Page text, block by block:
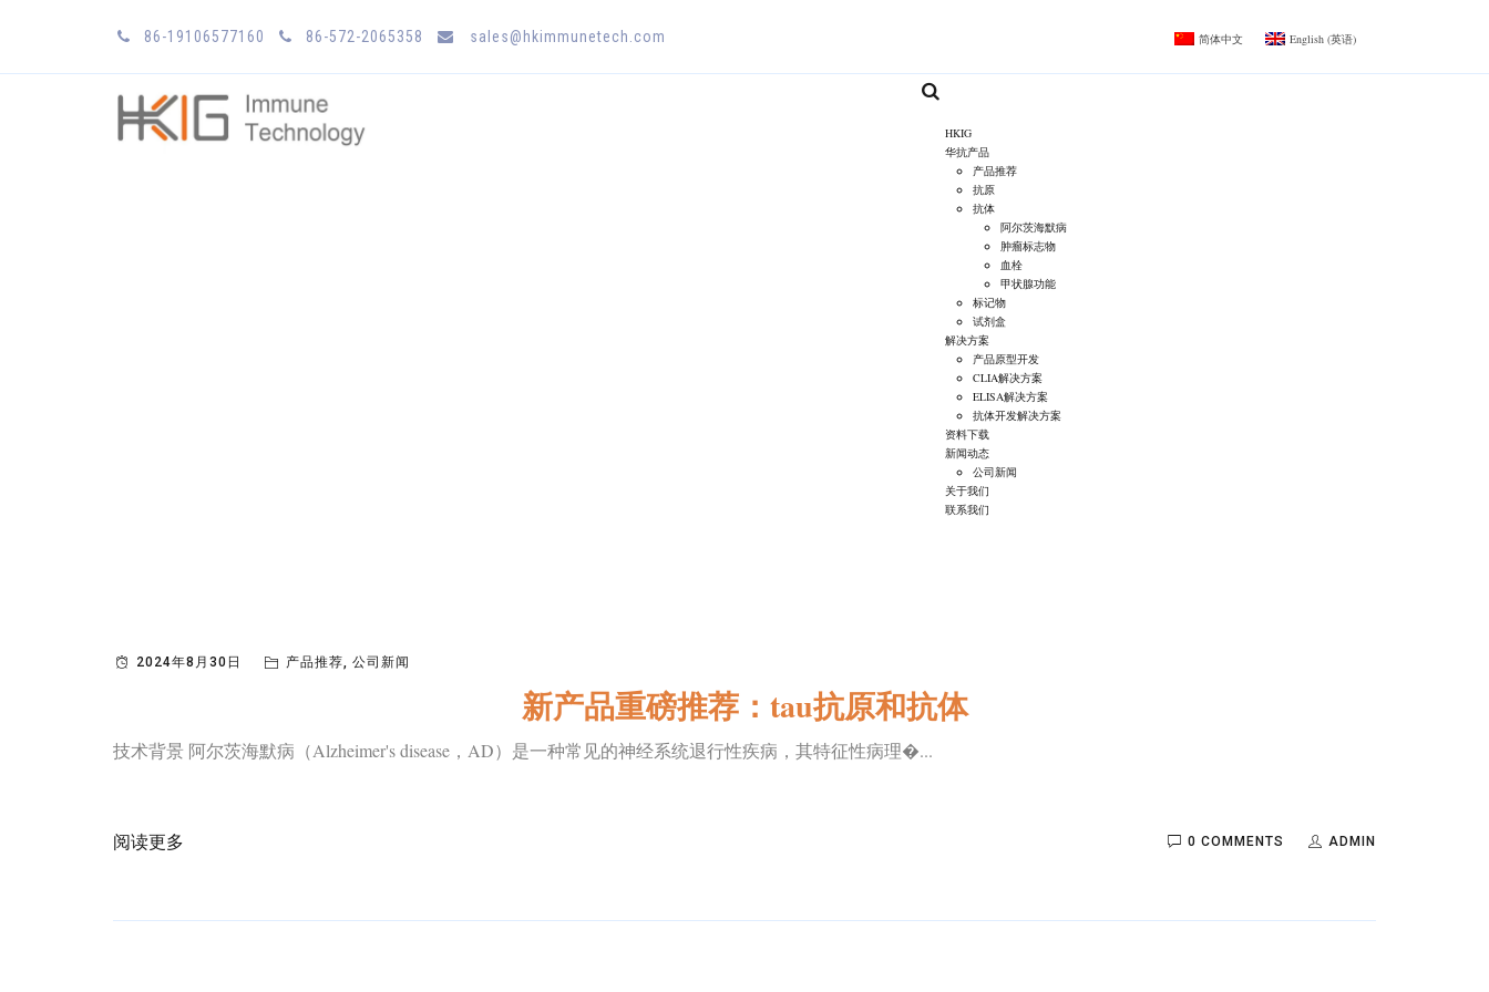
86-19106577160 86-572-2065358 sales@hkimmunetech.com 简体中文 English (英语)
HKIG
华抗产品
产品推荐
抗原
抗体
阿尔茨海默病
肿瘤标志物
血栓
甲状腺功能
标记物
试剂盒
解决方案
产品原型开发
CLIA解决方案
ELISA解决方案
抗体开发解决方案
资料下载
新闻动态
公司新闻
关于我们
联系我们
2024年8月30日 产品推荐, 公司新闻
新产品重磅推荐：tau抗原和抗体
技术背景 阿尔茨海默病（Alzheimer's disease，AD）是一种常见的神经系统退行性疾病，其特征性病理�...
阅读更多 0 COMMENTS ADMIN